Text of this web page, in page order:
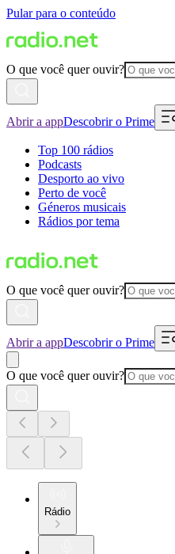
Pular para o conteúdo
O que você quer ouvir?
Abrir a appDescobrir o Prime
Top 100 rádios
Podcasts
Desporto ao vivo
Perto de você
Géneros musicais
Rádios por tema
O que você quer ouvir?
Abrir a appDescobrir o Prime
O que você quer ouvir?
Rádio